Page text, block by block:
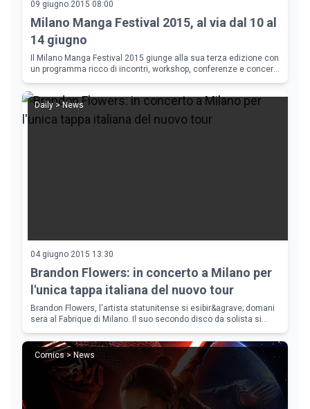
09 giugno 2015 08:00
Milano Manga Festival 2015, al via dal 10 al
14 giugno
Il Milano Manga Festival 2015 giunge alla sua terza edizione con
un programma ricco di incontri, workshop, conferenze e concerti
giapponese e
Daily > News
04 giugno 2015 13:30
Brandon Flowers: in concerto a Milano per
l'unica tappa italiana del nuovo tour
Brandon Flowers, l'artista statunitense si esibir&agrave; domani
sera al Fabrique di Milano. Il suo secondo disco da solista si
Comics > News